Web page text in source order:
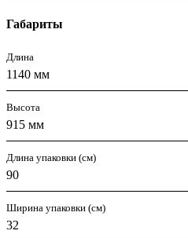
Габариты
Длина
1140 мм
Высота
915 мм
Длина упаковки (см)
90
Ширина упаковки (см)
32